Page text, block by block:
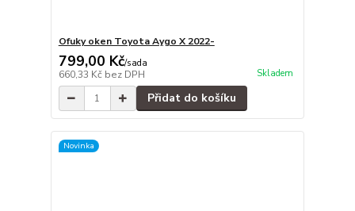
Ofuky oken Toyota Aygo X 2022-
799,00 Kč/sada
660,33 Kč bez DPH Skladem
Přidat do košíku
Novinka